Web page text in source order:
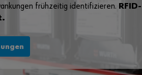
frühzeitig identifizieren. RFID-